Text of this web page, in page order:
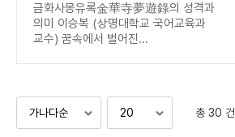
금화사몽유록金華寺夢遊錄의 성격과
의미 이승복 (상명대학교 국어교육과
교수) 꿈속에서 벌어진...
총 30 건